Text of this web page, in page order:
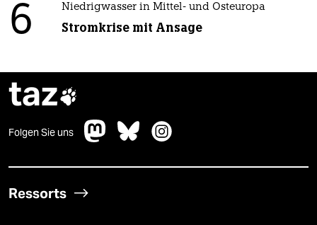
6 Niedrigwasser in Mittel- und Osteuropa
Stromkrise mit Ansage
taz
Folgen Sie uns
Ressorts